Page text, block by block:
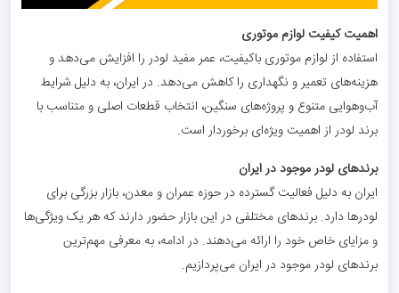
اهمیت کیفیت لوازم موتوری
استفاده از لوازم موتوری باکیفیت، عمر مفید لودر را افزایش می‌دهد و
هزینه‌های تعمیر و نگهداری را کاهش می‌دهد. در ایران، به دلیل شرایط
آب‌وهوایی متنوع و پروژه‌های سنگین، انتخاب قطعات اصلی و متناسب با
برند لودر از اهمیت ویژه‌ای برخوردار است.
برندهای لودر موجود در ایران
ایران به دلیل فعالیت گسترده در حوزه عمران و معدن، بازار بزرگی برای
لودرها دارد. برندهای مختلفی در این بازار حضور دارند که هر یک ویژگی‌ها
و مزایای خاص خود را ارائه می‌دهند. در ادامه، به معرفی مهم‌ترین
برندهای لودر موجود در ایران می‌پردازیم.